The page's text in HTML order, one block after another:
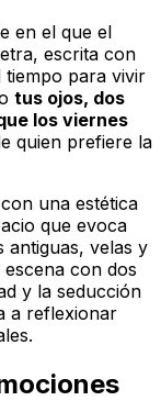
en el que el
escrita con
tiempo para vivir
tus ojos, dos
los viernes
quien prefiere la
una estética
que evoca
antiguas, velas y
con dos
y la seducción
a reflexionar